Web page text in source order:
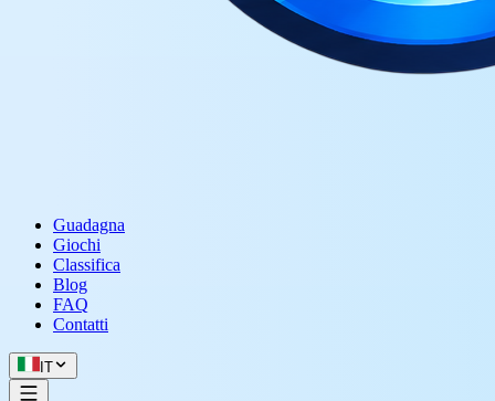
Guadagna
Giochi
Classifica
Blog
FAQ
Contatti
IT